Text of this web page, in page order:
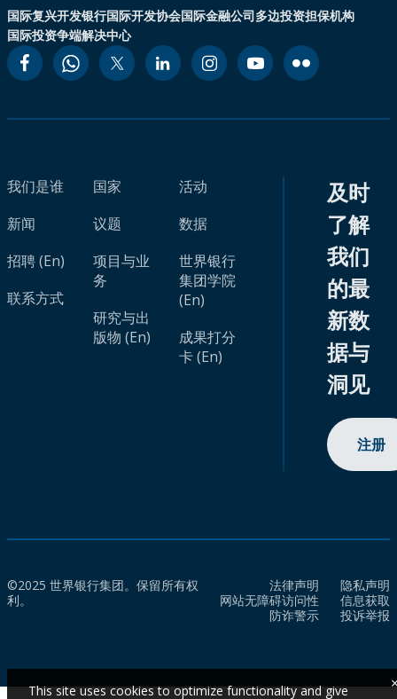
国际复兴开发银行国际开发协会国际金融公司多边投资担保机构
国际投资争端解决中心
我们是谁
新闻
招聘 (En)
联系方式
国家
议题
项目与业
务
研究与出
版物 (En)
活动
数据
世界银行
集团学院
(En)
成果打分
卡 (En)
及时
了解
我们
的最
新数
据与
洞见
注册
©2025 世界银行集团。保留所有权
利。
法律声明
隐私声明
网站无障碍访问性
信息获取
防诈警示
投诉举报
This site uses cookies to optimize functionality and give